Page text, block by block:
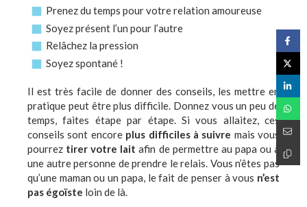
Prenez du temps pour votre relation amoureuse
Soyez présent l’un pour l’autre
Relâchez la pression
Soyez spontané !
Il est très facile de donner des conseils, les mettre en
pratique peut être plus difficile. Donnez vous un peu de
temps, faites étape par étape. Si vous allaitez, ces
conseils sont encore plus difficiles à suivre mais vous
pourrez tirer votre lait afin de permettre au papa ou à
une autre personne de prendre le relais. Vous n’êtes pas
qu’une maman ou un papa, le fait de penser à vous n’est
pas égoïste loin de là.